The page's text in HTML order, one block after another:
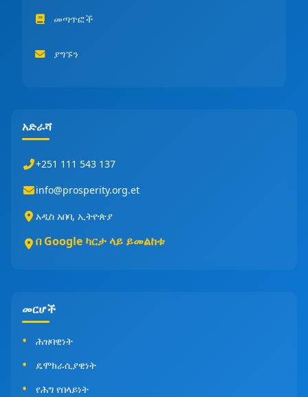
መጣጥፎች
ያግኙን
አድራሻ
+251 111 543 137
info@prosperity.org.et
አዲስ አበባ, ኢትዮጵያ
በ Google ካርታ ላይ ይመልከቱ
መርሆች
ሕዝባዊነት
ዴሞክራሲያዊነት
የሕግ የበላይነት